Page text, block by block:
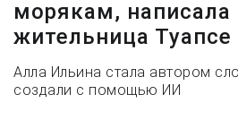
морякам, написала
жительница Туапсе
Алла Ильина стала автором
создали с помощью ИИ